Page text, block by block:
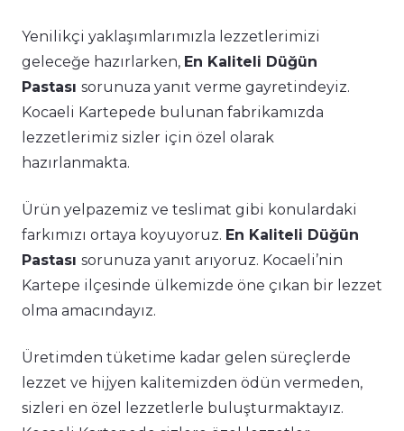
Yenilikçi yaklaşımlarımızla lezzetlerimizi
geleceğe hazırlarken, En Kaliteli Düğün
Pastası sorunuza yanıt verme gayretindeyiz.
Kocaeli Kartepede bulunan fabrikamızda
lezzetlerimiz sizler için özel olarak
hazırlanmakta.
Ürün yelpazemiz ve teslimat gibi konulardaki
farkımızı ortaya koyuyoruz. En Kaliteli Düğün
Pastası sorunuza yanıt arıyoruz. Kocaeli’nin
Kartepe ilçesinde ülkemizde öne çıkan bir lezzet
olma amacındayız.
Üretimden tüketime kadar gelen süreçlerde
lezzet ve hijyen kalitemizden ödün vermeden,
sizleri en özel lezzetlerle buluşturmaktayız.